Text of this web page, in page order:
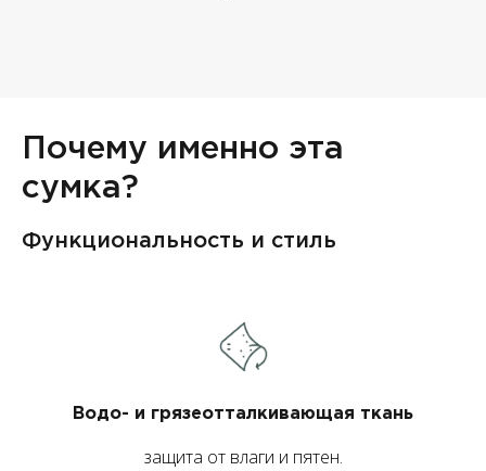
Почему именно эта
сумка?
Функциональность и стиль
Водо- и грязеотталкивающая ткань
защита от влаги и пятен.